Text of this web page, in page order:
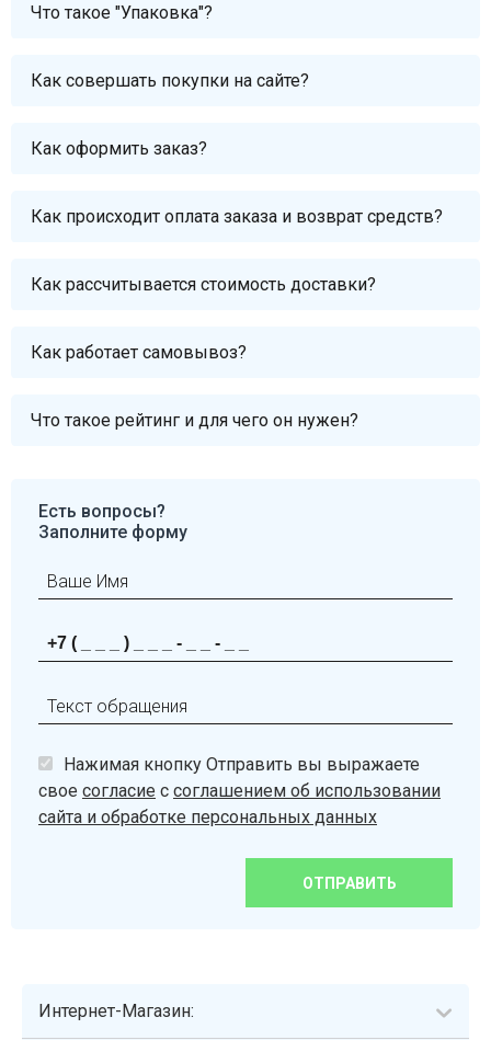
Что такое "Упаковка"?
Как совершать покупки на сайте?
Как оформить заказ?
Как происходит оплата заказа и возврат средств?
Как рассчитывается стоимость доставки?
Как работает самовывоз?
Что такое рейтинг и для чего он нужен?
Есть вопросы?
Заполните форму
Нажимая кнопку Отправить вы выражаете
свое согласие с соглашением об использовании
сайта и обработке персональных данных
ОТПРАВИТЬ
Интернет-Магазин: